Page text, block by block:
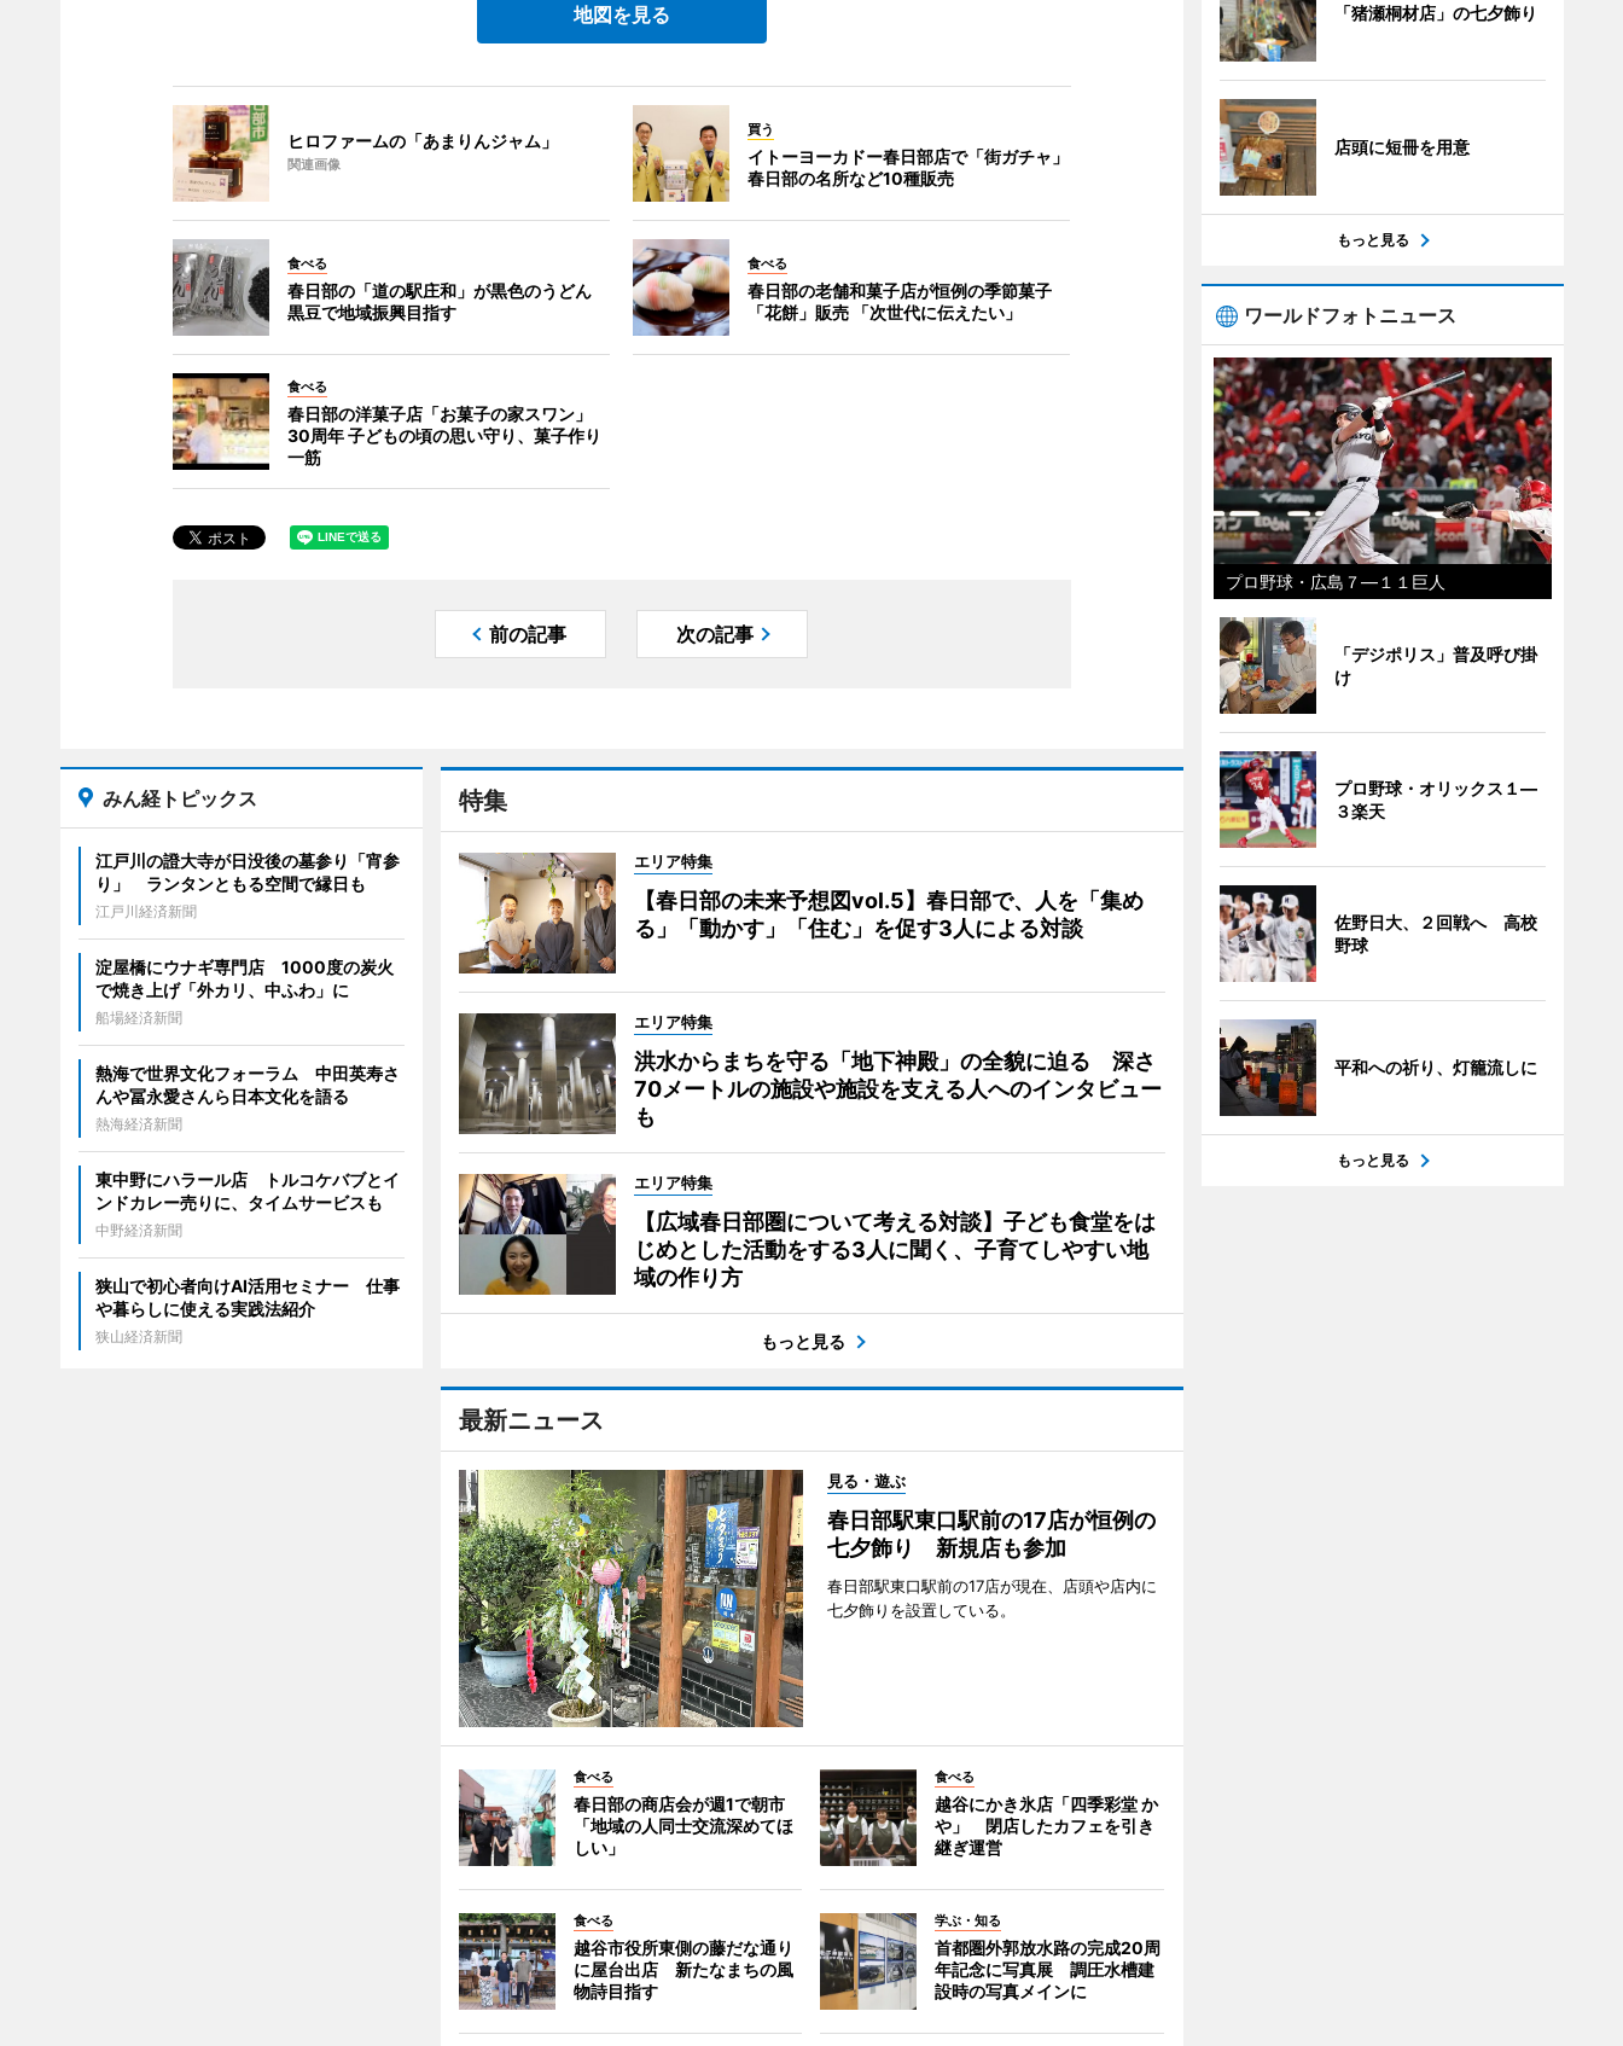
地図を見る
ヒロファームの「あまりんジャム」
関連画像
買う
イトーヨーカドー春日部店で「街ガチャ」
春日部の名所など10種販売
食べる
春日部の「道の駅庄和」が黒色のうどん
黒豆で地域振興目指す
食べる
春日部の老舗和菓子店が恒例の季節菓子
「花餅」販売 「次世代に伝えたい」
食べる
春日部の洋菓子店「お菓子の家スワン」
30周年 子どもの頃の思い守り、菓子作り
一筋
前の記事 次の記事
特集
エリア特集
【春日部の未来予想図vol.5】春日部で、人を「集め
る」「動かす」「住む」を促す3人による対談
エリア特集
洪水からまちを守る「地下神殿」の全貌に迫る 深さ
70メートルの施設や施設を支える人へのインタビュー
も
エリア特集
【広域春日部圏について考える対談】子ども食堂をは
じめとした活動をする3人に聞く、子育てしやすい地
域の作り方
もっと見る
最新ニュース
見る・遊ぶ
春日部駅東口駅前の17店が恒例の
七夕飾り 新規店も参加
春日部駅東口駅前の17店が現在、店頭や店内に
七夕飾りを設置している。
食べる
春日部の商店会が週1で朝市
「地域の人同士交流深めてほ
しい」
食べる
越谷にかき氷店「四季彩堂 か
や」 閉店したカフェを引き
継ぎ運営
食べる
越谷市役所東側の藤だな通り
に屋台出店 新たなまちの風
物詩目指す
学ぶ・知る
首都圏外郭放水路の完成20周
年記念に写真展 調圧水槽建
設時の写真メインに
みん経トピックス
江戸川の證大寺が日没後の墓参り「宵参
り」 ランタンともる空間で縁日も
江戸川経済新聞
淀屋橋にウナギ専門店 1000度の炭火
で焼き上げ「外カリ、中ふわ」に
船場経済新聞
熱海で世界文化フォーラム 中田英寿さ
んや冨永愛さんら日本文化を語る
熱海経済新聞
東中野にハラール店 トルコケバブとイ
ンドカレー売りに、タイムサービスも
中野経済新聞
狭山で初心者向けAI活用セミナー 仕事
や暮らしに使える実践法紹介
狭山経済新聞
「猪瀬桐材店」の七夕飾り
店頭に短冊を用意
もっと見る
ワールドフォトニュース
プロ野球・広島７―１１巨人
「デジポリス」普及呼び掛
け
プロ野球・オリックス１―
３楽天
佐野日大、２回戦へ 高校
野球
平和への祈り、灯籠流しに
もっと見る